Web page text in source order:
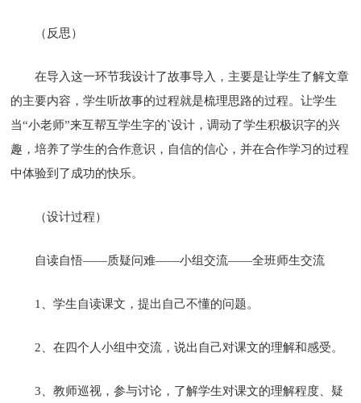
（反思）
在导入这一环节我设计了故事导入，主要是让学生了解文章
的主要内容，学生听故事的过程就是梳理思路的过程。让学生
当“小老师”来互帮互学生字的`设计，调动了学生积极识字的兴
趣，培养了学生的合作意识，自信的信心，并在合作学习的过程
中体验到了成功的快乐。
（设计过程）
自读自悟——质疑问难——小组交流——全班师生交流
1、学生自读课文，提出自己不懂的问题。
2、在四个人小组中交流，说出自己对课文的理解和感受。
3、教师巡视，参与讨论，了解学生对课文的理解程度、疑